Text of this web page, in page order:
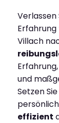
Verlassen
Erfahrung
Villach
und
Setzen
effizient